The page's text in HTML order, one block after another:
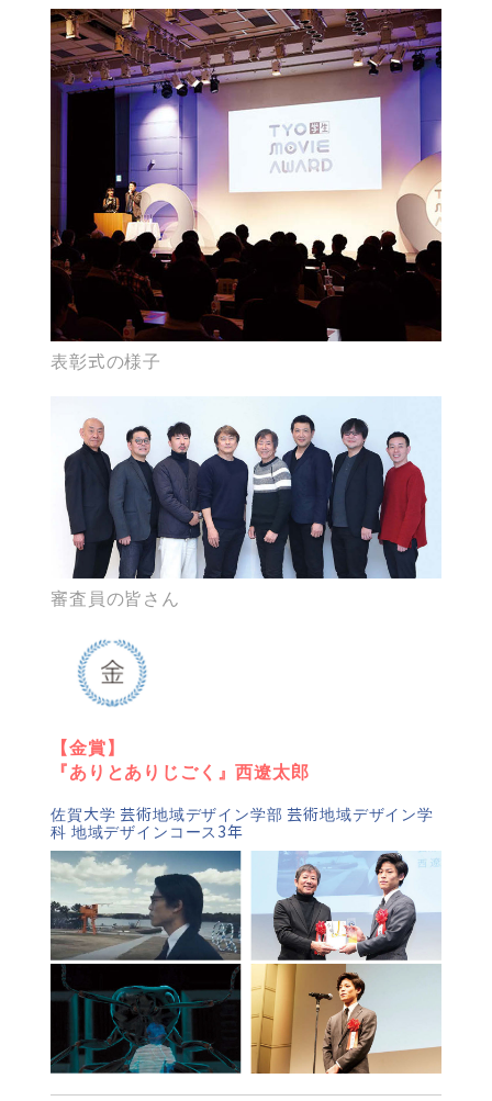
表彰式の様子
審査員の皆さん
【金賞】
『ありとありじごく』西遼太郎
佐賀大学 芸術地域デザイン学部 芸術地域デザイン学
科 地域デザインコース3年